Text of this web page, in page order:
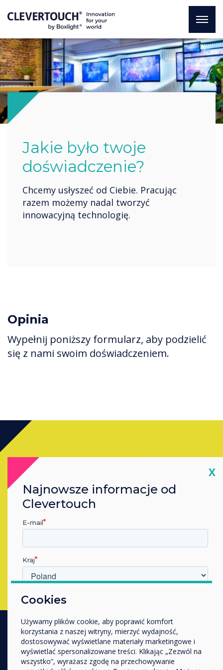
Jakie było twoje
doświadczenie?
Chcemy usłyszeć od Ciebie. Pracując
razem możemy nadal tworzyć
innowacyjną technologię.
Opinia
Wypełnij poniższy formularz, aby podzielić
się z nami swoim doświadczeniem.
Kup
Skontaktuj się z ekspertem
Clevertouch, wypełniając poniższy
formularz
PRODUKTY
Digital Ecosystem
Cookies
Używamy plików cookie, aby poprawić komfort
korzystania z naszej witryny, mierzyć wydajność,
dostosowywać wyświetlane materiały marketingowe i
wyświetlać spersonalizowane treści. Klikając „Zezwól na
wszystko”, wyrażasz zgodę na przechowywanie
X
Najnowsze informacje od
Clevertouch
E-mail
Kraj
W jakiej branży pracujesz?
Przedsiębiorstwo
Inne
Nazwa firmy